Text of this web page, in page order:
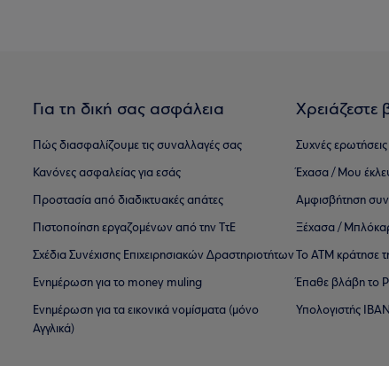
Για τη δική σας ασφάλεια
Πώς διασφαλίζουμε τις συναλλαγές σας
Κανόνες ασφαλείας για εσάς
Προστασία από διαδικτυακές απάτες
Πιστοποίηση εργαζομένων από την ΤτΕ
Σχέδια Συνέχισης Επιχειρησιακών ∆ραστηριοτήτων
Ενημέρωση για το money muling
Ενημέρωση για τα εικονικά νομίσματα (μόνο
Αγγλικά)
Χρειάζεστε
Συχνές ερωτήσεις
Έχασα / Μου
Αμφισβήτηση
Ξέχασα /
Το ΑΤΜ κράτησε
Έπαθε βλάβη το
Υπολογιστής IBAN